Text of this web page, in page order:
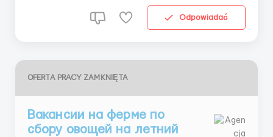
Odpowiadać
OFERTA PRACY ZAMKNIĘTA
Вакансии на ферме по
сбору овощей на летний